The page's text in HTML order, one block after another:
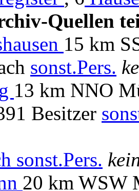
Quellen
15 km
sonst.Pers.
13 km NNO
Besitzer
sonst.Pers.
20 km